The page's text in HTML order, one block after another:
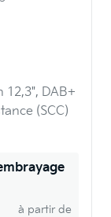
12,3", DAB+
(SCC)
à partir de